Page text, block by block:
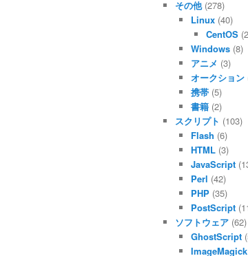
その他(278)
Linux(40)
CentOS
Windows(8)
アニメ (3)
オークション
携帯(5)
書籍(2)
スクリプト (103)
Flash (6)
HTML(3)
JavaScript
Perl (42)
PHP(35)
PostScript
ソフトウェア (62)
GhostScript
ImageMagick